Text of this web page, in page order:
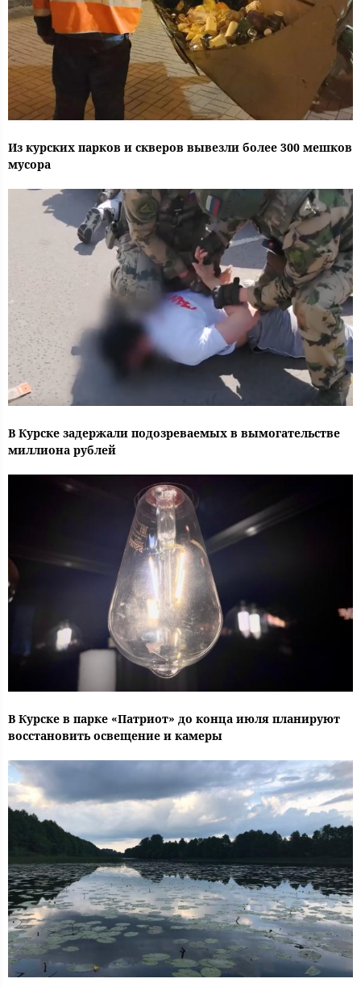
Из курских парков и скверов вывезли более 300 мешков
мусора
В Курске задержали подозреваемых в вымогательстве
миллиона рублей
В Курске в парке «Патриот» до конца июля планируют
восстановить освещение и камеры